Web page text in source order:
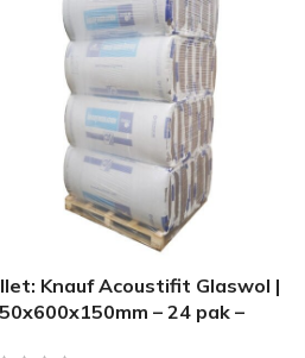
Knauf Acoustifit Glaswol |
– 24 pak –